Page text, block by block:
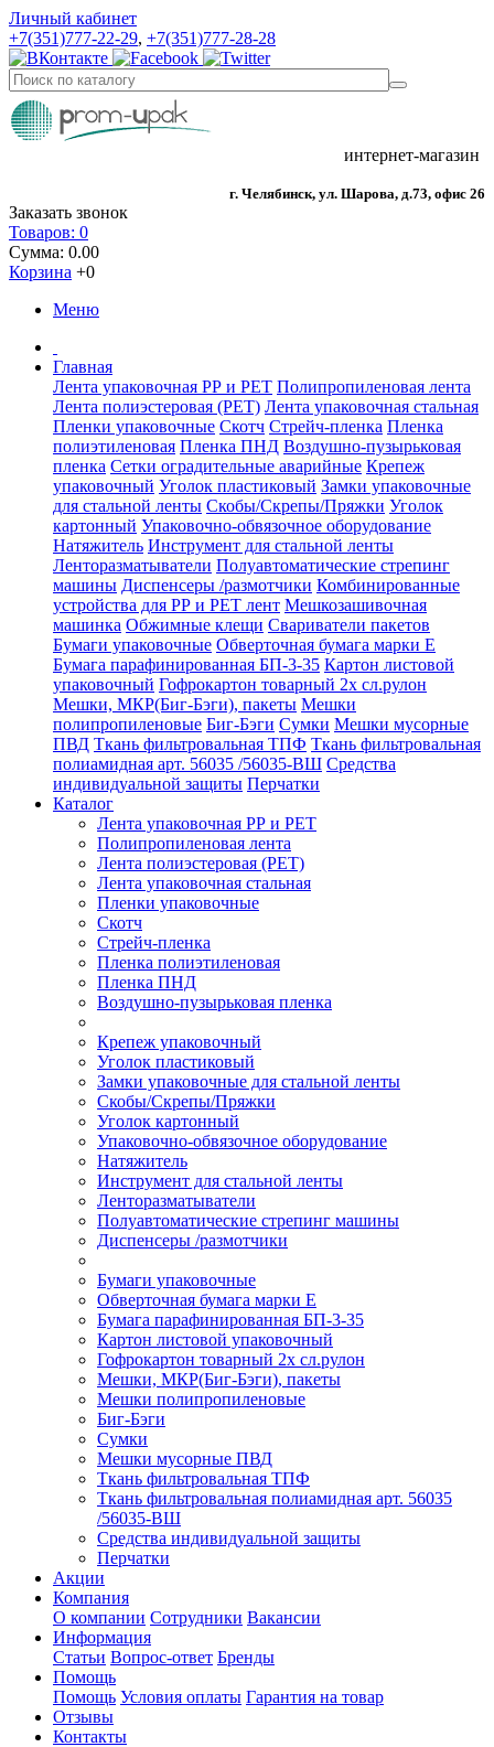
Личный кабинет
+7(351)777-22-29, +7(351)777-28-28
интернет-магазин
г. Челябинск, ул. Шарова, д.73, офис 26
Заказать звонок
Товаров: 0
Сумма: 0.00
Корзина +0
Меню
Главная
Лента упаковочная РР и РЕТ Полипропиленовая лента
Лента полиэстеровая (РЕТ) Лента упаковочная стальная
Пленки упаковочные Скотч Стрейч-пленка Пленка
полиэтиленовая Пленка ПНД Воздушно-пузырьковая
пленка Сетки оградительные аварийные Крепеж
упаковочный Уголок пластиковый Замки упаковочные
для стальной ленты Скобы/Скрепы/Пряжки Уголок
картонный Упаковочно-обвязочное оборудование
Натяжитель Инструмент для стальной ленты
Ленторазматыватели Полуавтоматические стрепинг
машины Диспенсеры /размотчики Комбинированные
устройства для РР и РЕТ лент Мешкозашивочная
машинка Обжимные клещи Свариватели пакетов
Бумаги упаковочные Обверточная бумага марки Е
Бумага парафинированная БП-3-35 Картон листовой
упаковочный Гофрокартон товарный 2х сл.рулон
Мешки, МКР(Биг-Бэги), пакеты Мешки
полипропиленовые Биг-Бэги Сумки Мешки мусорные
ПВД Ткань фильтровальная ТПФ Ткань фильтровальная
полиамидная арт. 56035 /56035-ВШ Средства
индивидуальной защиты Перчатки
Каталог
Лента упаковочная РР и РЕТ
Полипропиленовая лента
Лента полиэстеровая (РЕТ)
Лента упаковочная стальная
Пленки упаковочные
Скотч
Стрейч-пленка
Пленка полиэтиленовая
Пленка ПНД
Воздушно-пузырьковая пленка
Крепеж упаковочный
Уголок пластиковый
Замки упаковочные для стальной ленты
Скобы/Скрепы/Пряжки
Уголок картонный
Упаковочно-обвязочное оборудование
Натяжитель
Инструмент для стальной ленты
Ленторазматыватели
Полуавтоматические стрепинг машины
Диспенсеры /размотчики
Бумаги упаковочные
Обверточная бумага марки Е
Бумага парафинированная БП-3-35
Картон листовой упаковочный
Гофрокартон товарный 2х сл.рулон
Мешки, МКР(Биг-Бэги), пакеты
Мешки полипропиленовые
Биг-Бэги
Сумки
Мешки мусорные ПВД
Ткань фильтровальная ТПФ
Ткань фильтровальная полиамидная арт. 56035
/56035-ВШ
Средства индивидуальной защиты
Перчатки
Акции
Компания
О компании Сотрудники Вакансии
Информация
Статьи Вопрос-ответ Бренды
Помощь
Помощь Условия оплаты Гарантия на товар
Отзывы
Контакты